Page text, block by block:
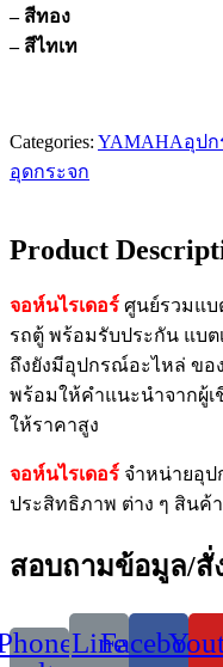
– สีทอง
– สีไทเท
Categories: YAMAHAอุปก
อุดกระจก
Product
จอห์นไรเดอร์ ศูนย์รวมแบ
รถตู้ พร้อมรับประกัน แบต
ถึงยังมีอุปกรณ์อะไหล่ ขอ
พร้อมให้คำแนะนำจากผู้เ
ให้ราคาสูง
จอห์นไรเดอร์ จำหน่ายอุ
ประสิทธิภาพ ต่าง ๆ สินค้
สอบถามข้อมูล/สั่
LineFacebook